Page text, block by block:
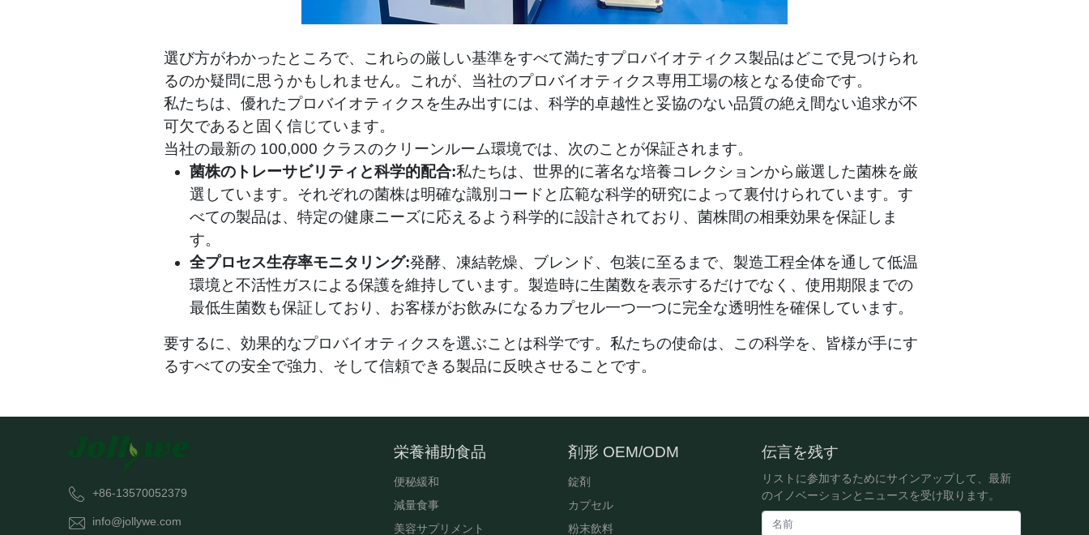
選び方がわかったところで、これらの厳しい基準をすべて満たすプロバイオティクス製品はどこで見つけられ
るのか疑問に思うかもしれません。これが、当社のプロバイオティクス専用工場の核となる使命です。
私たちは、優れたプロバイオティクスを生み出すには、科学的卓越性と妥協のない品質の絶え間ない追求が不
可欠であると固く信じています。
当社の最新の 100,000 クラスのクリーンルーム環境では、次のことが保証されます。
菌株のトレーサビリティと科学的配合:私たちは、世界的に著名な培養コレクションから厳選した菌株を厳
選しています。それぞれの菌株は明確な識別コードと広範な科学的研究によって裏付けられています。す
べての製品は、特定の健康ニーズに応えるよう科学的に設計されており、菌株間の相乗効果を保証しま
す。
全プロセス生存率モニタリング:発酵、凍結乾燥、ブレンド、包装に至るまで、製造工程全体を通して低温
環境と不活性ガスによる保護を維持しています。製造時に生菌数を表示するだけでなく、使用期限までの
最低生菌数も保証しており、お客様がお飲みになるカプセル一つ一つに完全な透明性を確保しています。
要するに、効果的なプロバイオティクスを選ぶことは科学です。私たちの使命は、この科学を、皆様が手にす
るすべての安全で強力、そして信頼できる製品に反映させることです。
+86-13570052379
info@jollywe.com
栄養補助食品
便秘緩和
減量食事
美容サプリメント
剤形 OEM/ODM
錠剤
カプセル
粉末飲料
伝言を残す
リストに参加するためにサインアップして、最新
のイノベーションとニュースを受け取ります。